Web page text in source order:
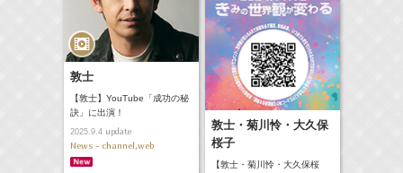
敦士
【敦士】YouTube「成功の秘
訣」に出演！
2025.9.4update
News - channel,web
敦士・菊川怜・大久保
桜子
【敦士・菊川怜・大久保桜